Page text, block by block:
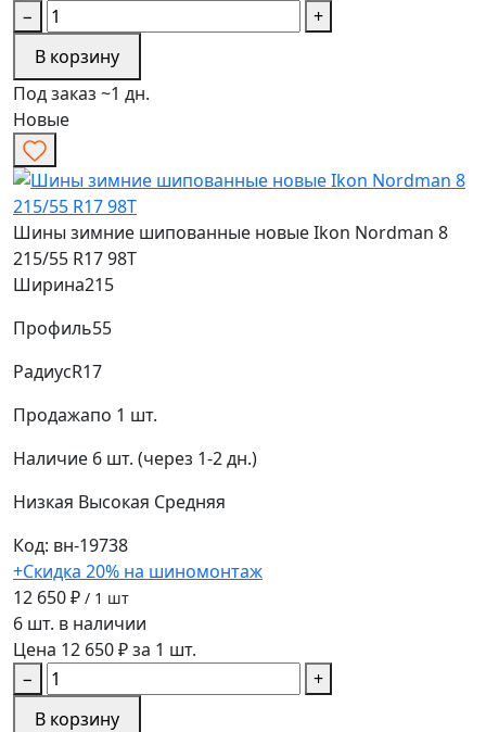
−
+
В корзину
Под заказ ~1 дн.
Новые
Шины зимние шипованные новые Ikon Nordman 8
215/55 R17 98T
Ширина215
Профиль55
РадиусR17
Продажапо 1 шт.
Наличие 6 шт. (через 1-2 дн.)
Низкая Высокая Средняя
Код: вн-19738
+Скидка 20% на шиномонтаж
12 650 ₽ / 1 шт
6 шт. в наличии
Цена 12 650 ₽ за 1 шт.
−
+
В корзину